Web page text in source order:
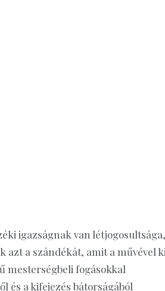
igazságnak van
azt a szándékát, amit a művével
mesterségbeli fogásokkal
és a kifejezés bátorságából